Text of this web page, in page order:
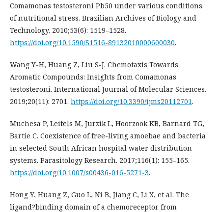
Comamonas testosteroni Pb50 under various conditions
of nutritional stress. Brazilian Archives of Biology and
Technology. 2010;53(6): 1519–1528.
https://doi.org/10.1590/S1516-89132010000600030.
Wang Y-H, Huang Z, Liu S-J. Chemotaxis Towards
Aromatic Compounds: Insights from Comamonas
testosteroni. International Journal of Molecular Sciences.
2019;20(11): 2701. https://doi.org/10.3390/ijms20112701.
Muchesa P, Leifels M, Jurzik L, Hoorzook KB, Barnard TG,
Bartie C. Coexistence of free-living amoebae and bacteria
in selected South African hospital water distribution
systems. Parasitology Research. 2017;116(1): 155–165.
https://doi.org/10.1007/s00436-016-5271-3.
Hong Y, Huang Z, Guo L, Ni B, Jiang C, Li X, et al. The
ligand?binding domain of a chemoreceptor from